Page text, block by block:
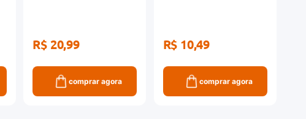
R$ 20,99
comprar agora
R$ 10,49
comprar agora